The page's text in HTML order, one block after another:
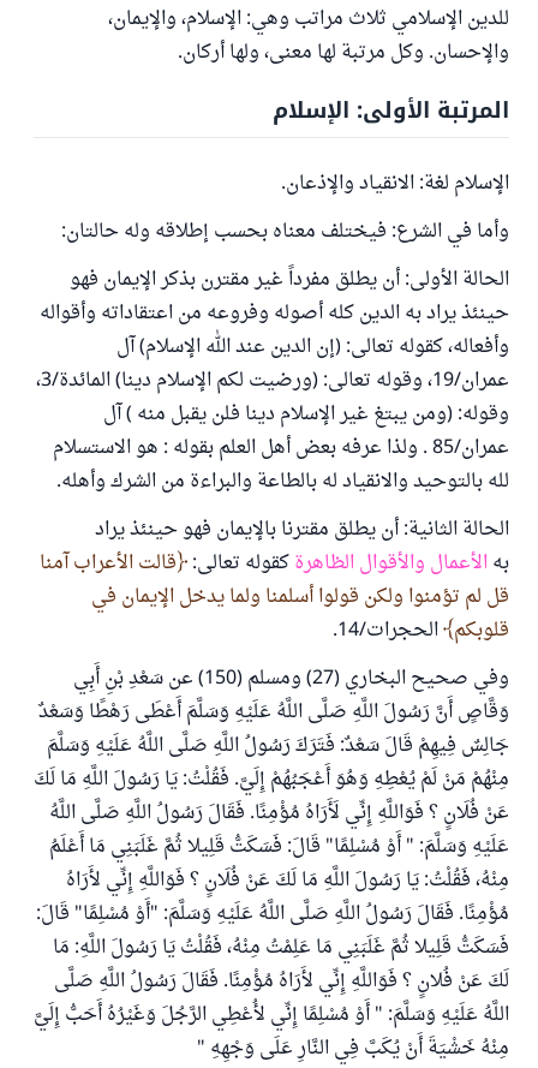
للدين الإسلامي ثلاث مراتب وهي: الإسلام، والإيمان،
والإحسان. وكل مرتبة لها معنى، ولها أركان.
المرتبة الأولى: الإسلام
الإسلام لغة: الانقياد والإذعان.
وأما في الشرع: فيختلف معناه بحسب إطلاقه وله حالتان:
الحالة الأولى: أن يطلق مفرداً غير مقترن بذكر الإيمان فهو
حينئذ يراد به الدين كله أصوله وفروعه من اعتقاداته وأقواله
وأفعاله، كقوله تعالى: (إن الدين عند الله الإسلام) آل
عمران/19، وقوله تعالى: (ورضيت لكم الإسلام دينا) المائدة/3،
وقوله: (ومن يبتغ غير الإسلام دينا فلن يقبل منه ) آل
عمران/85 . ولذا عرفه بعض أهل العلم بقوله : هو الاستسلام
لله بالتوحيد والانقياد له بالطاعة والبراءة من الشرك وأهله.
الحالة الثانية: أن يطلق مقترنا بالإيمان فهو حينئذ يراد
بهالأعمال والأقوال الظاهرةكقوله تعالى: قالت الأعراب آمنا
قل لم تؤمنوا ولكن قولوا أسلمنا ولما يدخل الإيمان في
قلوبكم الحجرات/14.
وفي صحيح البخاري (27) ومسلم (150) عن سَعْدِ بْنِ أَبِي
وَقَّاصٍ أَنَّ رَسُولَ اللَّهِ صَلَّى اللَّهُ عَلَيْهِ وَسَلَّمَ أَعْطَى رَهْطًا وَسَعْدٌ
جَالِسٌ فِيهِمْ قَالَ سَعْدٌ: فَتَرَكَ رَسُولُ اللَّهِ صَلَّى اللَّهُ عَلَيْهِ وَسَلَّمَ
مِنْهُمْ مَنْ لَمْ يُعْطِهِ وَهُوَ أَعْجَبُهُمْ إِلَيَّ. فَقُلْتُ: يَا رَسُولَ اللَّهِ مَا لَكَ
عَنْ فُلَانٍ ؟ فَوَاللَّهِ إِنِّي لَأَرَاهُ مُؤْمِنًا. فَقَالَ رَسُولُ اللَّهِ صَلَّى اللَّهُ
عَلَيْهِ وَسَلَّمَ: " أَوْ مُسْلِمًا" قَالَ: فَسَكَتُّ قَلِيلا ثُمَّ غَلَبَنِي مَا أَعْلَمُ
مِنْهُ، فَقُلْتُ: يَا رَسُولَ اللَّهِ مَا لَكَ عَنْ فُلَانٍ ؟ فَوَاللَّهِ إِنِّي لأَرَاهُ
مُؤْمِنًا. فَقَالَ رَسُولُ اللَّهِ صَلَّى اللَّهُ عَلَيْهِ وَسَلَّمَ: "أَوْ مُسْلِمًا" قَالَ:
فَسَكَتُّ قَلِيلا ثُمَّ غَلَبَنِي مَا عَلِمْتُ مِنْهُ، فَقُلْتُ يَا رَسُولَ اللَّهِ: مَا
لَكَ عَنْ فُلانٍ ؟ فَوَاللَّهِ إِنِّي لأَرَاهُ مُؤْمِنًا. فَقَالَ رَسُولُ اللَّهِ صَلَّى
اللَّهُ عَلَيْهِ وَسَلَّمَ: " أَوْ مُسْلِمًا إِنِّي لأُعْطِي الرَّجُلَ وَغَيْرُهُ أَحَبُّ إِلَيَّ
مِنْهُ خَشْيَةَ أَنْ يُكَبَّ فِي النَّارِ عَلَى وَجْهِهِ "